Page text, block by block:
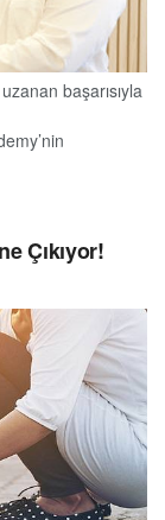
başarısıyla
beklediğini
Saraçoğlu,
geçen
Çıkıyor!